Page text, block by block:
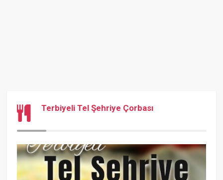
Terbiyeli Tel Şehriye Çorbası